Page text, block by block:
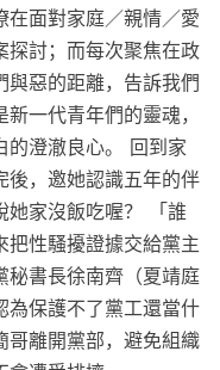
在面對家庭／親情／愛
探討；而每次聚焦在政
與惡的距離，告訴我們
一代青年們的靈魂，
的澄澈良心。 回到家
後，邀她認識五年的伴
她家沒飯吃喔？ 「誰
把性騷擾證據交給黨主
秘書長徐南齊（夏靖庭
為保護不了黨工還當什
哥離開黨部，避免組織